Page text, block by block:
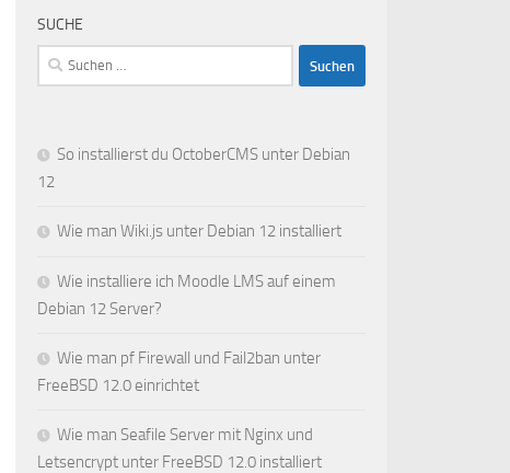
SUCHE
Suchen
nach:
So installierst du OctoberCMS unter Debian
12
Wie man Wiki.js unter Debian 12 installiert
Wie installiere ich Moodle LMS auf einem
Debian 12 Server?
Wie man pf Firewall und Fail2ban unter
FreeBSD 12.0 einrichtet
Wie man Seafile Server mit Nginx und
Letsencrypt unter FreeBSD 12.0 installiert